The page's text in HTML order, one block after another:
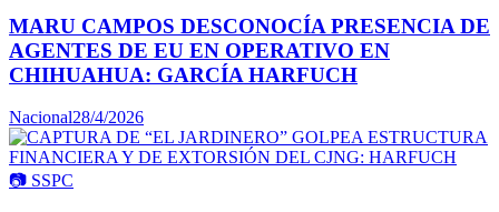
MARU CAMPOS DESCONOCÍA PRESENCIA DE
AGENTES DE EU EN OPERATIVO EN
CHIHUAHUA: GARCÍA HARFUCH
Nacional28/4/2026
📷 SSPC